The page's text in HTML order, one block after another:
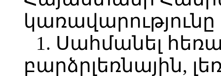
կառավարությունը
1. Սահմանել
բարձրլեռնային,